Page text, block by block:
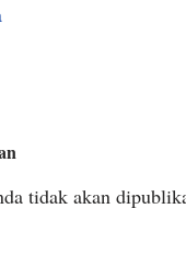
tidak akan